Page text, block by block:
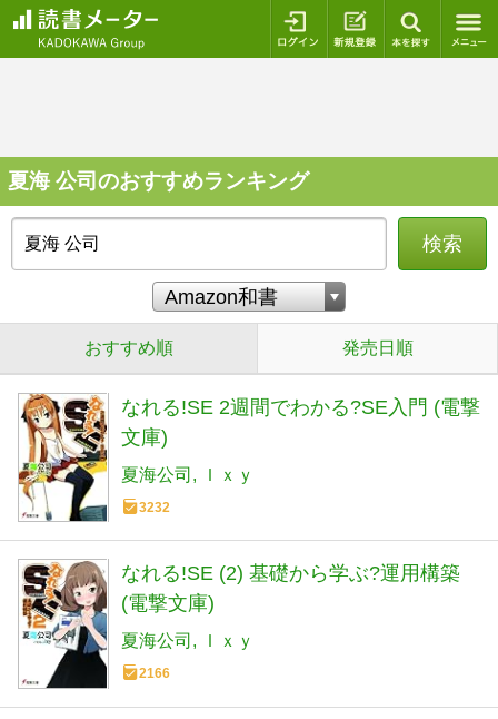
ログイン 新規登録
夏海 公司のおすすめランキング
検索
おすすめ順 発売日順
なれる!SE 2週間でわかる?SE入門 (電撃
文庫)
夏海公司 Ｉｘｙ
3232
なれる!SE (2) 基礎から学ぶ?運用構築
(電撃文庫)
夏海公司 Ｉｘｙ
2166